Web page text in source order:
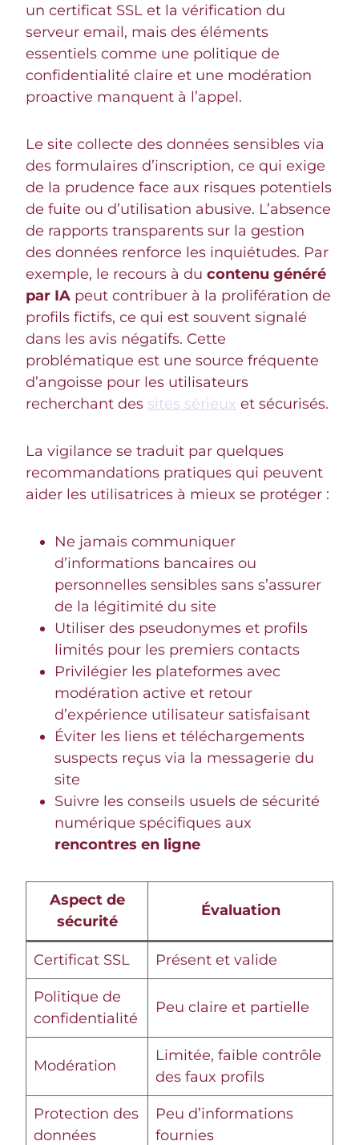
un certificat SSL et la vérification du
serveur email, mais des éléments
essentiels comme une politique de
confidentialité claire et une modération
proactive manquent à l’appel.
Le site collecte des données sensibles via
des formulaires d’inscription, ce qui exige
de la prudence face aux risques potentiels
de fuite ou d’utilisation abusive. L’absence
de rapports transparents sur la gestion
des données renforce les inquiétudes. Par
exemple, le recours à du contenu généré
par IA peut contribuer à la prolifération de
profils fictifs, ce qui est souvent signalé
dans les avis négatifs. Cette
problématique est une source fréquente
d’angoisse pour les utilisateurs
recherchant des sites sérieux et sécurisés.
La vigilance se traduit par quelques
recommandations pratiques qui peuvent
aider les utilisatrices à mieux se protéger :
Ne jamais communiquer
d’informations bancaires ou
personnelles sensibles sans s’assurer
de la légitimité du site
Utiliser des pseudonymes et profils
limités pour les premiers contacts
Privilégier les plateformes avec
modération active et retour
d’expérience utilisateur satisfaisant
Éviter les liens et téléchargements
suspects reçus via la messagerie du
site
Suivre les conseils usuels de sécurité
numérique spécifiques aux
rencontres en ligne
Aspect de
sécurité
Évaluation
Certificat SSL Présent et valide
Politique de
confidentialité
Peu claire et partielle
Modération
Limitée, faible contrôle
des faux profils
Protection des
données
Peu d’informations
fournies